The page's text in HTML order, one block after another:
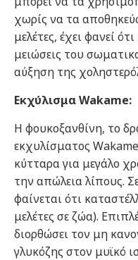
χωρίς να τα
μελέτες, έχει φανεί
μειώσεις του
αύξηση της
Εκχύλισμα Wakame:
Η φουκοξανθίνη, το
εκχυλίσματος
κύτταρα για μεγάλο
την απώλεια λίπους.
φαίνεται ότι
μελέτες σε ζώα).
διορθώσει τον μη
γλυκόζης στον μυϊκό